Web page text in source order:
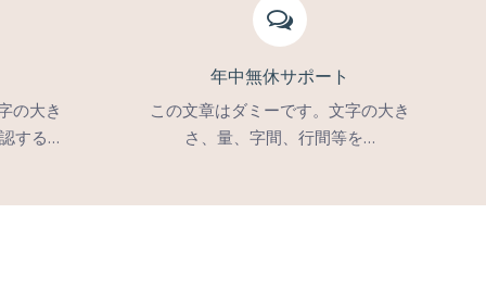
の大き
する…
年中無休サポート
この文章はダミーです。文字の大き
さ、量、字間、行間等を…